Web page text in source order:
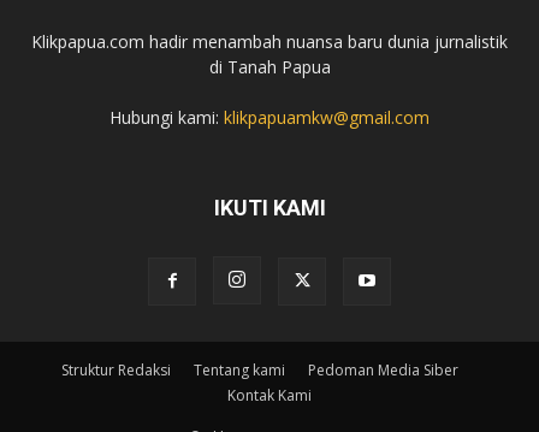
Klikpapua.com hadir menambah nuansa baru dunia jurnalistik
di Tanah Papua
Hubungi kami: klikpapuamkw@gmail.com
IKUTI KAMI
Struktur Redaksi Tentang kami
Pedoman Media Siber
Kontak Kami